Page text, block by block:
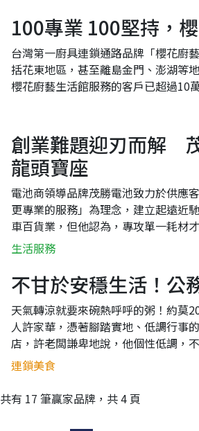
100專業 100堅持，
台灣第一廚具連鎖通路品牌「櫻花廚
括花東地區，甚至離島金門、澎湖等
櫻花廚藝生活館服務的客戶已超過10
創業難題迎刃而解
龍頭寶座
電池商領導品牌茂勝電池致力於供應
更專業的服務」為理念，建立起遠近
車百貨業，但他認為，專攻單一耗材
景，毅然決然投入電池專賣店的領域
生活服務
不甘於安穩生活！公
天氣轉涼就要來碗熱呼呼的粥！約莫
人許家華，憑著腳踏實地、低調行事
店，許老闆謙卑地說，他個性低調，
也都知道他是實實在在做生意，就這
連鎖美食
共有 17 筆贏家品牌，共 4 頁